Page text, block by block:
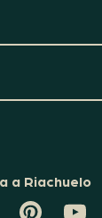
a Riachuelo
CANAL